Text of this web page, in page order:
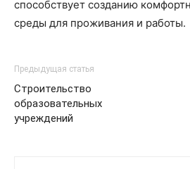
способствует созданию
среды для проживания и работы.
Предыдущая статья
Строительство
образовательных
учреждений